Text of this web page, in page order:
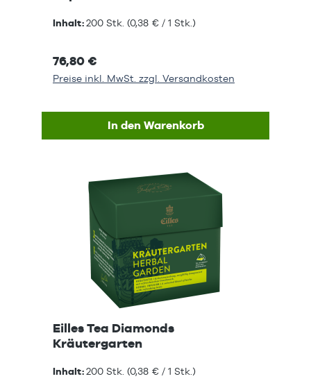
Inhalt:200 Stk. (0,38 € / 1 Stk.)
76,80 €
Preise inkl. MwSt. zzgl. Versandkosten
In den Warenkorb
Eilles Tea Diamonds
Kräutergarten
Inhalt:200 Stk. (0,38 € / 1 Stk.)